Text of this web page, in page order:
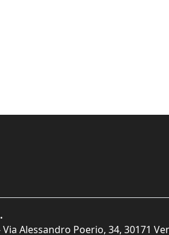
Alessandro Poerio, 34, 30171